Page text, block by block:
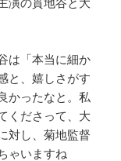
演の貫地谷と大
は「本当に細か
と、嬉しさがす
かったなと。私
くださって、大
対し、菊地監督
ゃいますね